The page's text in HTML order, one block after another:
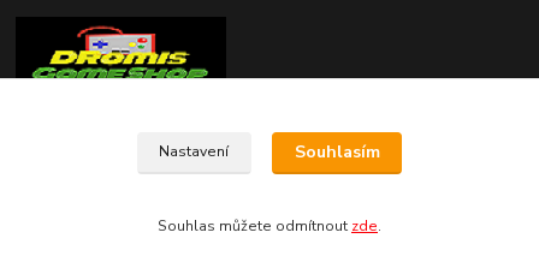
Nastavení Souhlasím
Souhlas můžete odmítnout zde.